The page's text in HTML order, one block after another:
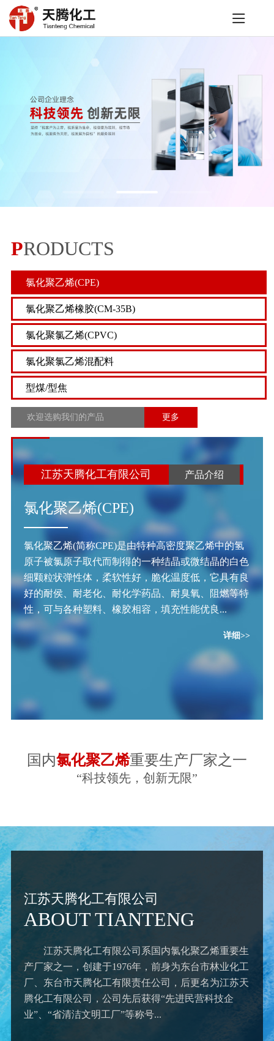
PRODUCTS
氯化聚乙烯(CPE)
氯化聚乙烯橡胶(CM-35B)
氯化聚氯乙烯(CPVC)
氯化聚氯乙烯混配料
型煤/型焦
欢迎选购我们的产品 更多
江苏天腾化工有限公司 产品介绍
氯化聚乙烯(CPE)
氯化聚乙烯(简称CPE)是由特种高密度聚乙烯中的氢
原子被氯原子取代而制得的一种结晶或微结晶的白色
细颗粒状弹性体，柔软性好，脆化温度低，它具有良
好的耐侯、耐老化、耐化学药品、耐臭氧、阻燃等特
性，可与各种塑料、橡胶相容，填充性能优良...
详细>>
国内氯化聚乙烯重要生产厂家之一
“科技领先，创新无限”
江苏天腾化工有限公司
ABOUT TIANTENG
江苏天腾化工有限公司 系国内氯化聚乙烯重要生
产厂家之一，创建于1976年，前身为东台市林业化工
厂、东台市天腾化工有限责任公司，后更名为江苏天
腾化工有限公司，公司先后获得“先进民营科技企
业”、“省清洁文明工厂”等称号...